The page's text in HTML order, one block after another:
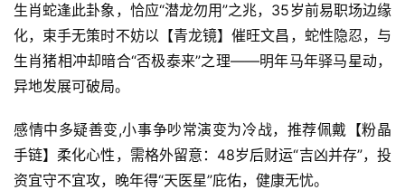
生肖蛇逢此卦象，恰应“潜龙勿用”之兆，35岁前易职场边缘
化，束手无策时不妨以【青龙镜】催旺文昌，蛇性隐忍，与
生肖猪相冲却暗合“否极泰来”之理——明年马年驿马星动，
异地发展可破局。
感情中多疑善变,小事争吵常演变为冷战，推荐佩戴【粉晶
手链】柔化心性，需格外留意：48岁后财运“吉凶并存”，投
资宜守不宜攻，晚年得“天医星”庇佑，健康无忧。